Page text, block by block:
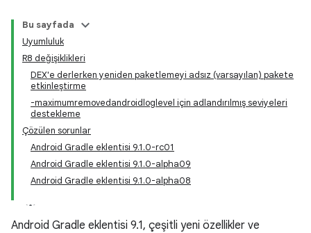
Bu sayfada
Uyumluluk
R8 değişiklikleri
DEX'e derlerken yeniden paketlemeyi adsız (varsayılan) pakete
etkinleştirme
-maximumremovedandroidloglevel için adlandırılmış seviyeleri
destekleme
Çözülen sorunlar
Android Gradle eklentisi 9.1.0-rc01
Android Gradle eklentisi 9.1.0-alpha09
Android Gradle eklentisi 9.1.0-alpha08
Android Gradle eklentisi 9.1, çeşitli yeni özellikler ve